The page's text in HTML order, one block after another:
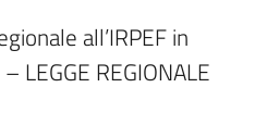
all’IRPEF in
LEGGE REGIONALE